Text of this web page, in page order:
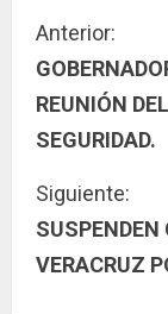
S
i
g
u
e
Anterior:
REUNIÓN
SEGURIDAD.
Siguiente:
VERACRUZ